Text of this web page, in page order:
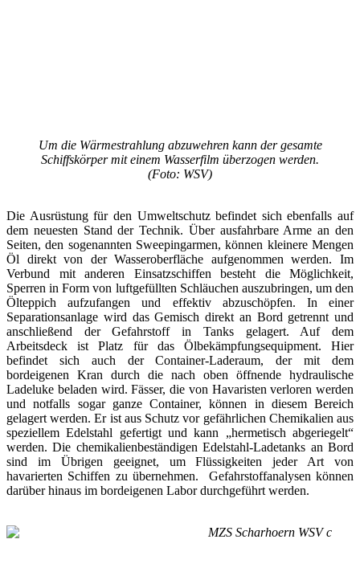
Um die Wärmestrahlung abzuwehren kann der gesamte
Schiffskörper mit einem Wasserfilm überzogen werden.
(Foto: WSV)
Die Ausrüstung für den Umweltschutz befindet sich ebenfalls auf
dem neuesten Stand der Technik. Über ausfahrbare Arme an den
Seiten, den sogenannten Sweepingarmen, können kleinere Mengen
Öl direkt von der Wasseroberfläche aufgenommen werden. Im
Verbund mit anderen Einsatzschiffen besteht die Möglichkeit,
Sperren in Form von luftgefüllten Schläuchen auszubringen, um den
Ölteppich aufzufangen und effektiv abzuschöpfen. In einer
Separationsanlage wird das Gemisch direkt an Bord getrennt und
anschließend der Gefahrstoff in Tanks gelagert. Auf dem
Arbeitsdeck ist Platz für das Ölbekämpfungsequipment. Hier
befindet sich auch der Container-Laderaum, der mit dem
bordeigenen Kran durch die nach oben öffnende hydraulische
Ladeluke beladen wird. Fässer, die von Havaristen verloren werden
und notfalls sogar ganze Container, können in diesem Bereich
gelagert werden. Er ist aus Schutz vor gefährlichen Chemikalien aus
speziellem Edelstahl gefertigt und kann „hermetisch abgeriegelt“
werden. Die chemikalienbeständigen Edelstahl-Ladetanks an Bord
sind im Übrigen geeignet, um Flüssigkeiten jeder Art von
havarierten Schiffen zu übernehmen. Gefahrstoffanalysen können
darüber hinaus im bordeigenen Labor durchgeführt werden.